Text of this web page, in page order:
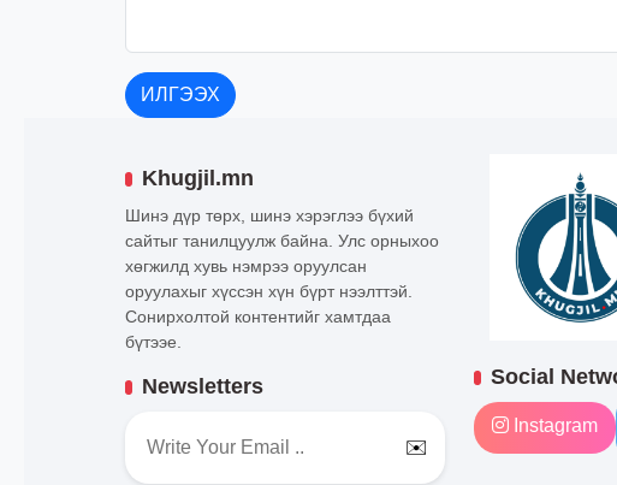
ИЛГЭЭХ
Khugjil.mn
Шинэ дүр төрх, шинэ хэрэглээ бүхий
сайтыг танилцуулж байна. Улс орныхоо
хөгжилд хувь нэмрээ оруулсан
оруулахыг хүссэн хүн бүрт нээлттэй.
Сонирхолтой контентийг хамтдаа
бүтээе.
Newsletters
✉️
Social
Instagram